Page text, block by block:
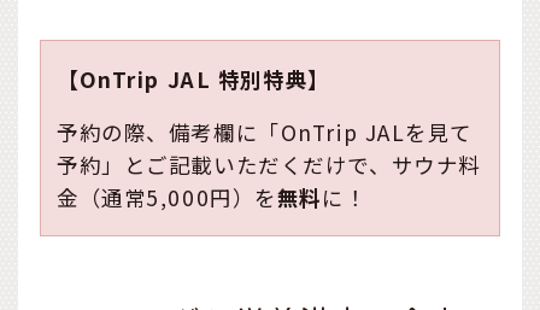
【OnTrip JAL 特別特典】
予約の際、備考欄に「OnTrip JALを見て
予約」とご記載いただくだけで、サウナ料
金（通常5,000円）を無料に！